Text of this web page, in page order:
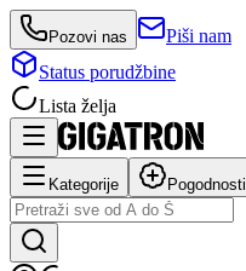
Pozovi nas
Piši nam
Status porudžbine
Lista želja
Kategorije Pogodnosti